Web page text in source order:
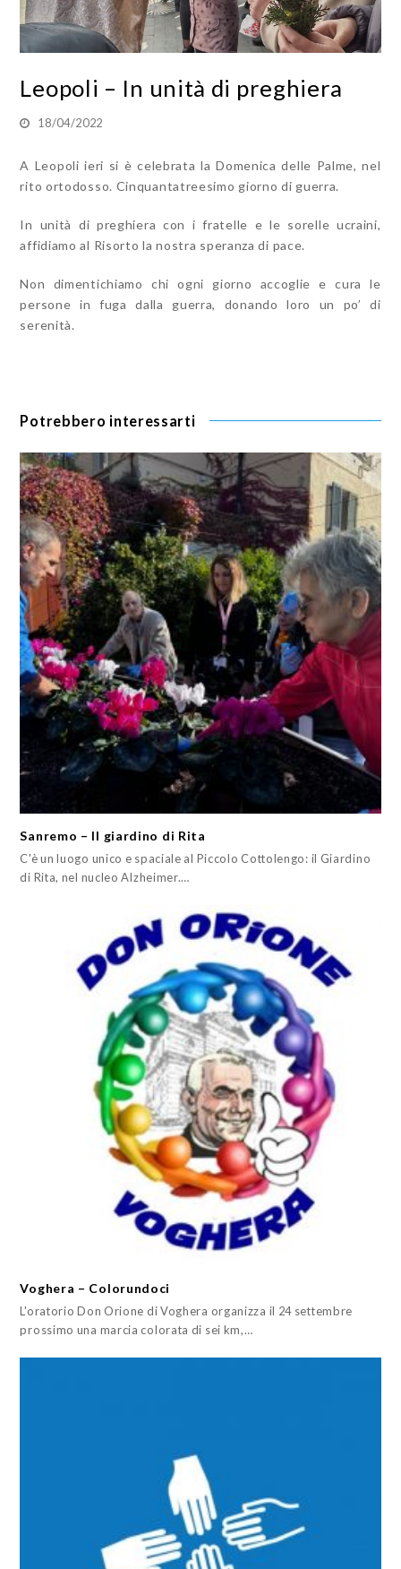
Leopoli – In unità di preghiera
18/04/2022
A Leopoli ieri si è celebrata la Domenica delle Palme, nel
rito ortodosso. Cinquantatreesimo giorno di guerra.
In unità di preghiera con i fratelle e le sorelle ucraini,
affidiamo al Risorto la nostra speranza di pace.
Non dimentichiamo chi ogni giorno accoglie e cura le
persone in fuga dalla guerra, donando loro un po’ di
serenità.
Potrebbero interessarti
Sanremo – Il giardino di Rita
C'è un luogo unico e spaciale al Piccolo Cottolengo: il Giardino
di Rita, nel nucleo Alzheimer.…
Voghera – Colorundoci
L'oratorio Don Orione di Voghera organizza il 24 settembre
prossimo una marcia colorata di sei km,…